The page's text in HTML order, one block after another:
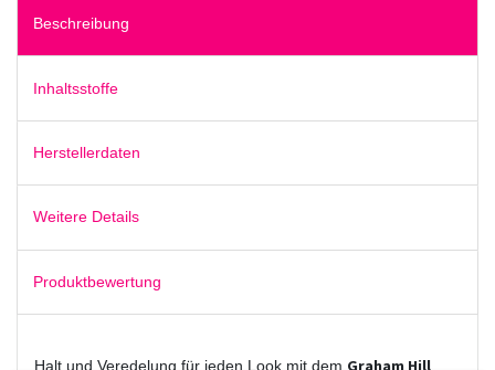
Beschreibung
Inhaltsstoffe
Herstellerdaten
Weitere Details
Produktbewertung
Halt und Veredelung für jeden Look mit dem